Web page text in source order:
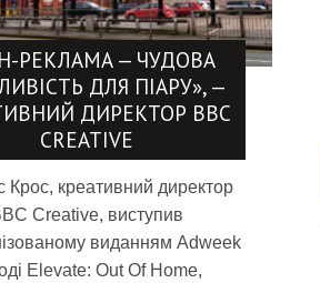
РЕКЛАМА — ЧУДОВА
ДЛЯ ПІАРУ», —
ДИРЕКТОР BBC
CREATIVE
креативний директор
Creative, виступив
виданням Adweek
Elevate: Out Of Home,